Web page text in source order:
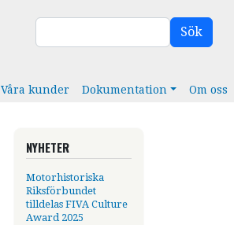
Sök
Sök
Våra kunder Dokumentation
Om oss
NYHETER
Motorhistoriska
Riksförbundet
tilldelas FIVA Culture
Award 2025